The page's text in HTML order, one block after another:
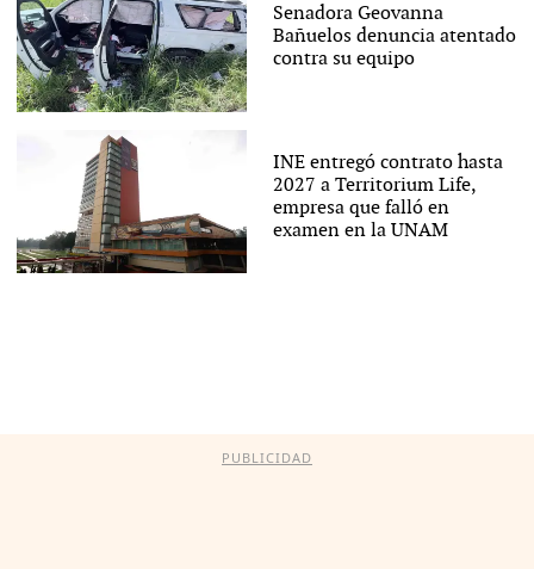
Senadora Geovanna
Bañuelos denuncia atentado
contra su equipo
INE entregó contrato hasta
2027 a Territorium Life,
empresa que falló en
examen en la UNAM
PUBLICIDAD